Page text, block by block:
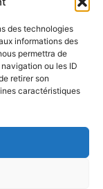
des technologies
informations des
permettra de
ou les ID
retirer son
caractéristiques